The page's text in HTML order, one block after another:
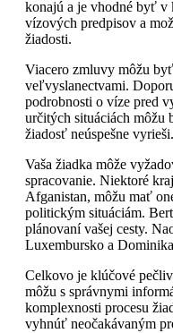
konajú a je vhodné byť
vízových predpisov a
žiadosti.
Viacero zmluvy môžu
veľvyslanectvami.
podrobnosti o víze pred
určitých situáciách môžu
žiadosť neúspešne vyrieši.
Vaša žiadka môže
spracovanie. Niektoré
Afganistan, môžu mať
politickým situáciám.
plánovaní vašej cesty.
Luxembursko a
Celkovo je klúčové
môžu s správnymi
komplexnosti procesu
vyhnúť neočakávaným